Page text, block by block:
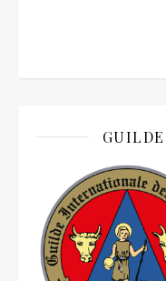
GUILDE